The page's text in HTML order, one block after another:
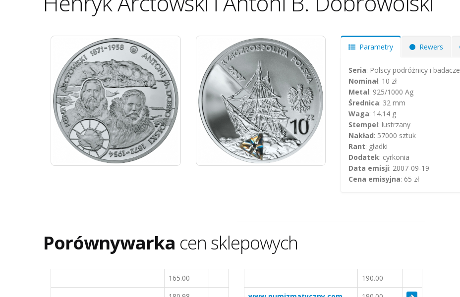
Parametry Rewers
Seria: Polscy podróżnicy i badacze
Nominał: 10 zł
Metal: 925/1000 Ag
Średnica: 32 mm
Waga: 14.14 g
Stempel: lustrzany
Nakład: 57000 sztuk
Rant: gładki
Dodatek: cyrkonia
Data emisji: 2007-09-19
Cena emisyjna: 65 zł
Porównywarka cen sklepowych
165.00
190.00